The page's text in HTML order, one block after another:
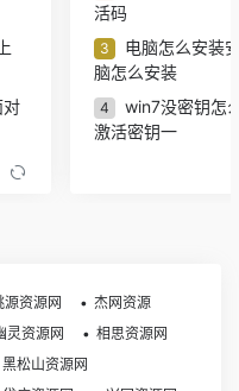
对
活码
3
电脑怎么安装
脑怎么安装
4
win7没密钥怎
激活密钥一
制作u盘系统
8
m2芯片不支持
源资源网
杰网资源
灵资源网
相思资源网
黑松山资源网